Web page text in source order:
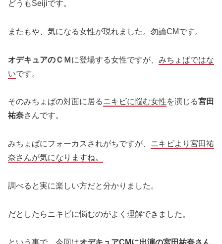
どうもSeijiです。
またもや、気になる女性が現れました。勿論CMです。
オデキュアのＣＭに登場する女性ですが、 みちょぱではな
いです。
そのみちょぱの対面に居るニキビに悩む女性を演じる宮田
祐奈さんです。
みちょぱにフォーカスされがちですが、 ニキビより宮田祐
奈さんが気になりますね。
調べると実に楽しい方だと分かりました。
だとしたらニキビに悩むのがよく理解できました。
という事で、今回はオデキュアCMに出演の宮田祐奈さん